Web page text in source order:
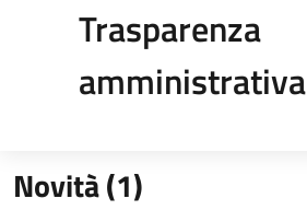
Trasparenza
amministrativa
Novità (1)